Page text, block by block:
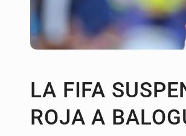
LA FIFA
ROJA A